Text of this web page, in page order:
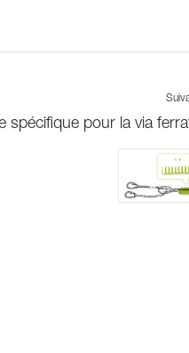
spécifique pour la via